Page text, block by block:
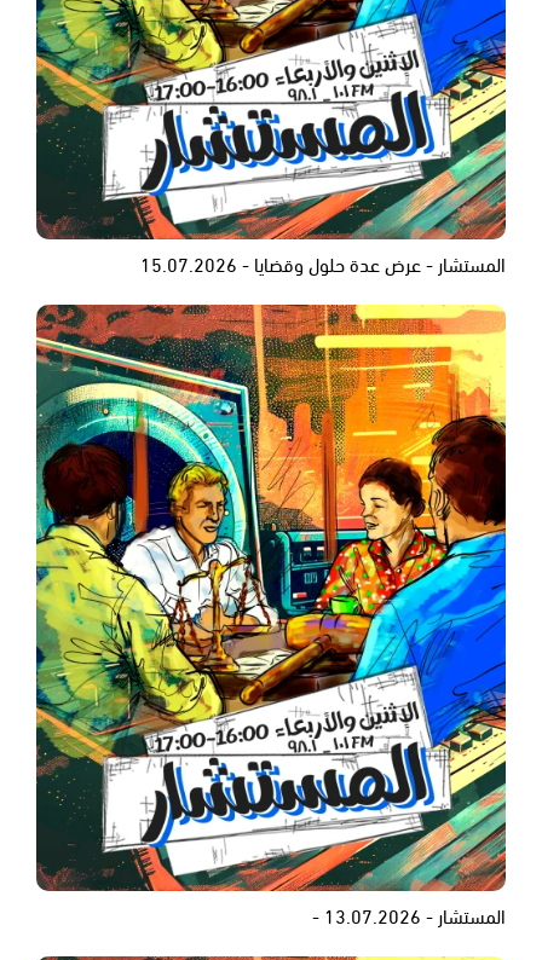
المستشار - عرض عدة حلول وقضايا - 15.07.2026
المستشار - 13.07.2026 -